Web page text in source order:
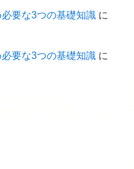
要な3つの基礎知識に
要な3つの基礎知識に